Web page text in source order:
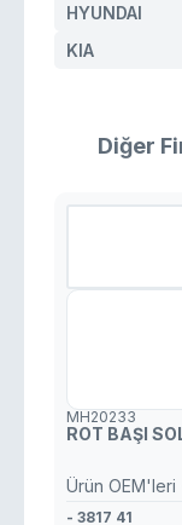
HYUNDAI
KIA
Diğer
MH20233
ROT BAŞI
Ürün OEM'leri
- 3817 41